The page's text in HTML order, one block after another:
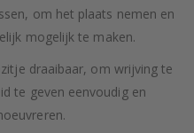
om het plaats nemen en
mogelijk te maken.
draaibaar, om wrijving te
te geven eenvoudig en